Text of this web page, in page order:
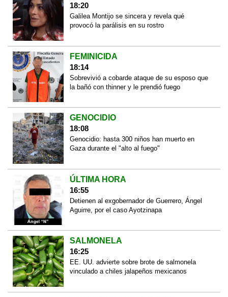
18:20
Galilea Montijo se sincera y revela qué
provocó la parálisis en su rostro
FEMINICIDA
18:14
Sobrevivió a cobarde ataque de su esposo que
la bañó con thinner y le prendió fuego
GENOCIDIO
18:08
Genocidio: hasta 300 niños han muerto en
Gaza durante el "alto al fuego"
ÚLTIMA HORA
16:55
Detienen al exgobernador de Guerrero, Ángel
Aguirre, por el caso Ayotzinapa
SALMONELA
16:25
EE. UU. advierte sobre brote de salmonela
vinculado a chiles jalapeños mexicanos